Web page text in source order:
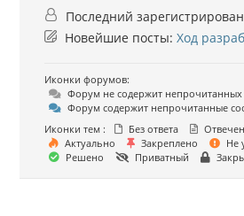
Последний
Новейшие посты:Ход
Иконки форумов:
Форум не содержит
Форум содержит непрочитанные
Иконки тем :
Без ответа
Актуально
Закреплено
Не
Решено
Приватный